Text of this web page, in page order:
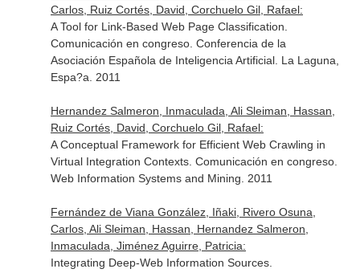
Carlos, Ruiz Cortés, David, Corchuelo Gil, Rafael:
A Tool for Link-Based Web Page Classification.
Comunicación en congreso. Conferencia de la
Asociación Española de Inteligencia Artificial. La Laguna,
Espa?a. 2011
Hernandez Salmeron, Inmaculada, Ali Sleiman, Hassan,
Ruiz Cortés, David, Corchuelo Gil, Rafael:
A Conceptual Framework for Efficient Web Crawling in
Virtual Integration Contexts. Comunicación en congreso.
Web Information Systems and Mining. 2011
Fernández de Viana González, Iñaki, Rivero Osuna,
Carlos, Ali Sleiman, Hassan, Hernandez Salmeron,
Inmaculada, Jiménez Aguirre, Patricia:
Integrating Deep-Web Information Sources.